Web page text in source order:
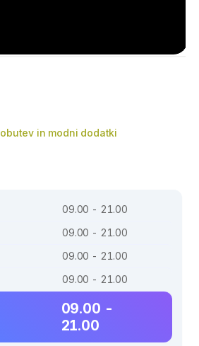
obutev in modni dodatki
09.00 - 21.00
09.00 - 21.00
09.00 - 21.00
09.00 - 21.00
09.00 -
21.00